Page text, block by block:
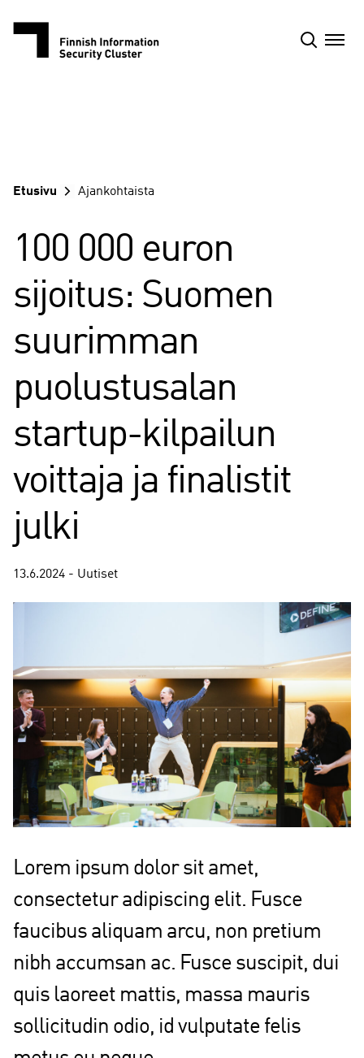
Etusivu Ajankohtaista
100 000 euron
sijoitus: Suomen
suurimman
puolustusalan
startup-kilpailun
voittaja ja finalistit
julki
13.6.2024 - Uutiset
Lorem ipsum dolor sit amet,
consectetur adipiscing elit. Fusce
faucibus aliquam arcu, non pretium
nibh accumsan ac. Fusce suscipit, dui
quis laoreet mattis, massa mauris
sollicitudin odio, id vulputate felis